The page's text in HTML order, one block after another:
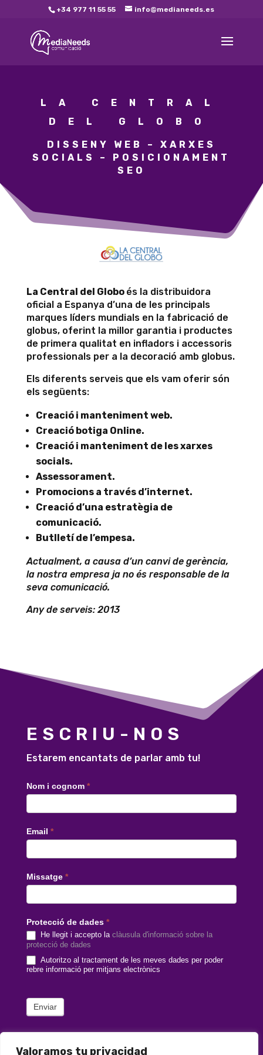
Valoramos tu privacidad
+34 977 11 55 55 info@medianeeds.es
LA CENTRAL
DEL GLOBO
DISSENY WEB – XARXES
SOCIALS – POSICIONAMENT
SEO
La Central del Globo és la distribuidora
oficial a Espanya d’una de les principals
marques líders mundials en la fabricació de
globus, oferint la millor garantia i productes
de primera qualitat en infladors i accessoris
professionals per a la decoració amb globus.
Els diferents serveis que els vam oferir són
els següents:
Creació i manteniment web.
Creació botiga Online.
Creació i manteniment de les xarxes
socials.
Assessorament.
Promocions a través d’internet.
Creació d’una estratègia de
comunicació.
Butlletí de l’empesa.
Actualment, a causa d’un canvi de gerència,
la nostra empresa ja no és responsable de la
seva comunicació.
Any de serveis: 2013
ESCRIU-NOS
Estarem encantats de parlar amb tu!
Contacte
català
Nom i cognom *
Email *
Missatge *
Protecció de dades *
He llegit i accepto la clàusula d'informació sobre la
protecció de dades
Autoritzo al tractament de les meves dades per poder
rebre informació per mitjans electrònics
Enviar